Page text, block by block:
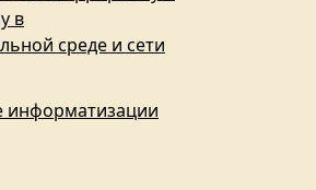
в
среде и сети
информатизации